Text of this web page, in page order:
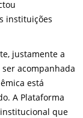
instituições
justamente a
acompanhada
está
A Plataforma
que